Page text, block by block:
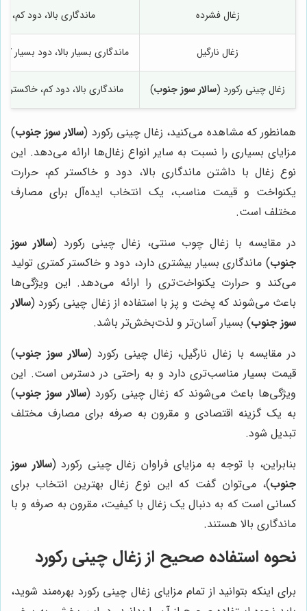
زغال فشرده ماندگاری بالا، دود کم،
زغال نارگیل ماندگاری بسیار بالا، دود بسیار
زغال چینی رکورد (سالار سوز جنوب) ماندگاری بالا، دود کم،
همانطور که مشاهده می‌کنید، زغال چینی رکورد (سالار سوز جنوب)
مزایای بسیاری را نسبت به سایر انواع زغال‌ها ارائه می‌دهد. این
نوع زغال با داشتن ماندگاری بالا، دود و خاکستر کم، حرارت
یکنواخت و قیمت مناسب، یک انتخاب ایده‌آل برای مصارف
مختلف است.
در مقایسه با زغال چوب سنتی، زغال چینی رکورد (سالار سوز
جنوب) ماندگاری بسیار بیشتری دارد، دود و خاکستر کمتری تولید
می‌کند و حرارت یکنواخت‌تری را ارائه می‌دهد. این ویژگی‌ها
باعث می‌شوند که پخت و پز با استفاده از زغال چینی رکورد (سالار
سوز جنوب) بسیار آسان‌تر و لذت‌بخش‌تر باشد.
در مقایسه با زغال نارگیل، زغال چینی رکورد (سالار سوز جنوب)
قیمت بسیار مناسب‌تری دارد و به راحتی در دسترس است. این
ویژگی‌ها باعث می‌شوند که زغال چینی رکورد (سالار سوز جنوب)
به یک گزینه اقتصادی و مقرون به صرفه برای مصارف مختلف
تبدیل شود.
بنابراین، با توجه به مزایای فراوان زغال چینی رکورد (سالار سوز
جنوب)، می‌توان گفت که این نوع زغال بهترین انتخاب برای
کسانی است که به دنبال یک زغال با کیفیت، مقرون به صرفه و با
ماندگاری بالا هستند.
نحوه استفاده صحیح از زغال چینی رکورد
برای اینکه بتوانید از تمام مزایای زغال چینی رکورد بهره‌مند شوید،